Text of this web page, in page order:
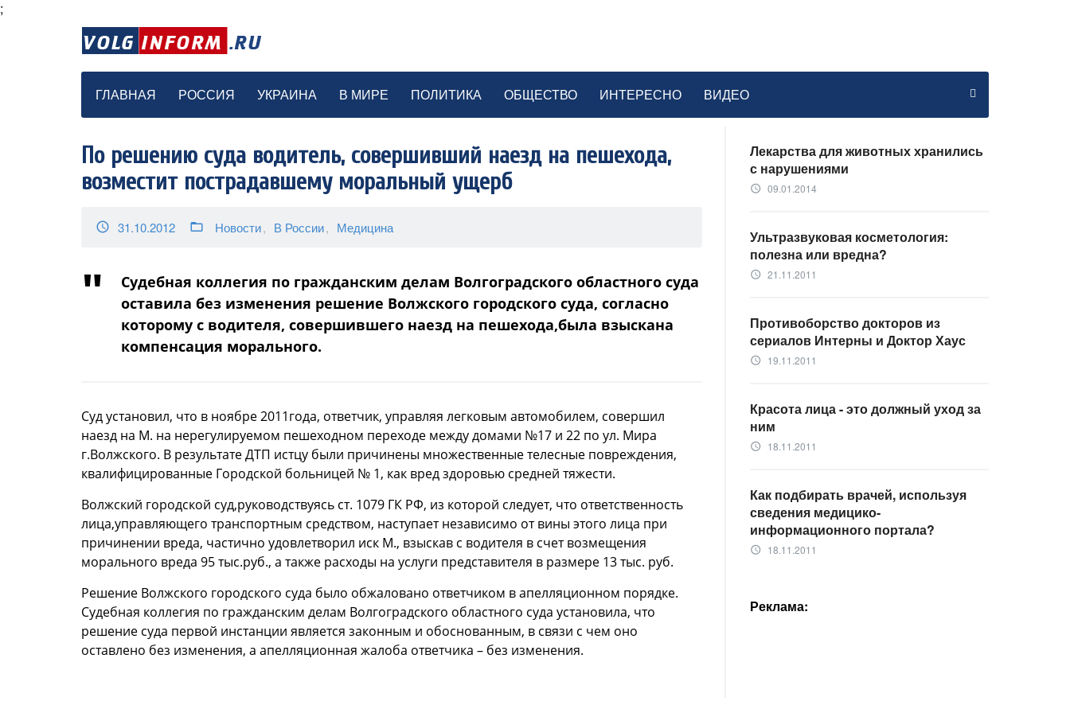
;
ГЛАВНАЯ РОССИЯ УКРАИНА В МИРЕ ПОЛИТИКА ОБЩЕСТВО ИНТЕРЕСНО ВИДЕО
По решению суда водитель, совершивший наезд на пешехода,
возместит пострадавшему моральный ущерб
access_time 31.10.2012 folder_open Новости В России Медицина
Судебная коллегия по гражданским делам Волгоградского областного суда
оставила без изменения решение Волжского городского суда, согласно
которому с водителя, совершившего наезд на пешехода,была взыскана
компенсация морального.
Суд установил, что в ноябре 2011года, ответчик, управляя легковым автомобилем, совершил
наезд на М. на нерегулируемом пешеходном переходе между домами №17 и 22 по ул. Мира
г.Волжского. В результате ДТП истцу были причинены множественные телесные повреждения,
квалифицированные Городской больницей № 1, как вред здоровью средней тяжести.
Волжский городской суд,руководствуясь ст. 1079 ГК РФ, из которой следует, что ответственность
лица,управляющего транспортным средством, наступает независимо от вины этого лица при
причинении вреда, частично удовлетворил иск М., взыскав с водителя в счет возмещения
морального вреда 95 тыс.руб., а также расходы на услуги представителя в размере 13 тыс. руб.
Решение Волжского городского суда было обжаловано ответчиком в апелляционном порядке.
Судебная коллегия по гражданским делам Волгоградского областного суда установила, что
решение суда первой инстанции является законным и обоснованным, в связи с чем оно
оставлено без изменения, а апелляционная жалоба ответчика – без изменения.
Лекарства для животных хранились
с нарушениями
access_time 09.01.2014
Ультразвуковая косметология:
полезна или вредна?
access_time 21.11.2011
Противоборство докторов из
сериалов Интерны и Доктор Хаус
access_time 19.11.2011
Красота лица - это должный уход за
ним
access_time 18.11.2011
Как подбирать врачей, используя
сведения медицико-
информационного портала?
access_time 18.11.2011
Реклама: